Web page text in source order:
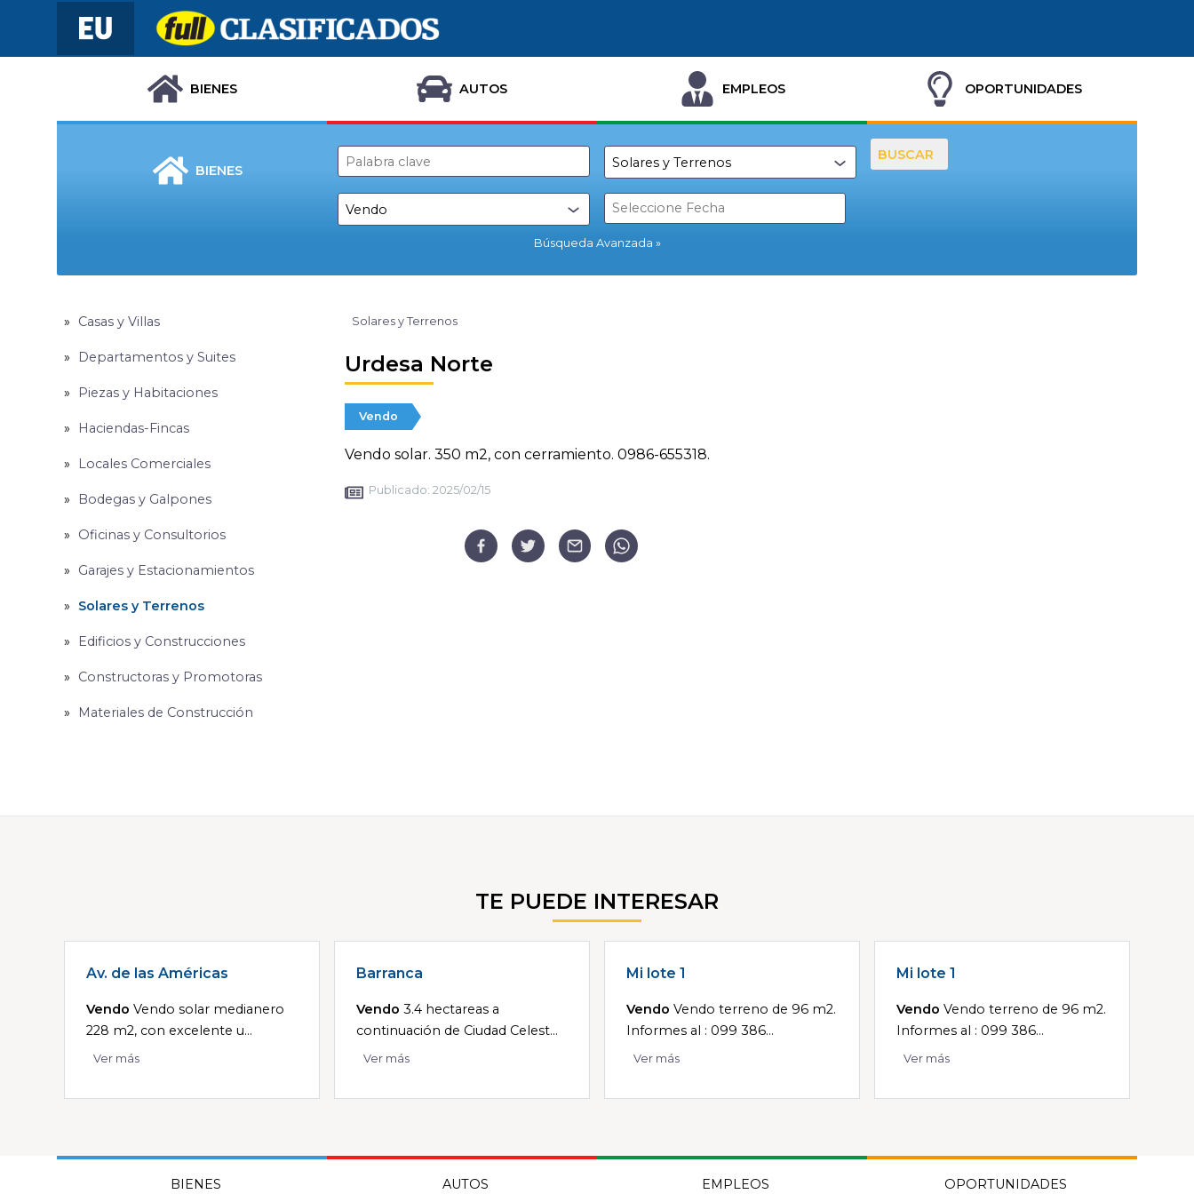
BIENES AUTOS EMPLEOS OPORTUNIDADES
BIENES
Búsqueda Avanzada
BUSCAR
Casas y Villas
Departamentos y Suites
Piezas y Habitaciones
Haciendas-Fincas
Locales Comerciales
Bodegas y Galpones
Oficinas y Consultorios
Garajes y Estacionamientos
Solares y Terrenos
Edificios y Construcciones
Constructoras y Promotoras
Materiales de Construcción
Solares y Terrenos
Urdesa Norte
Vendo
Vendo solar. 350 m2, con cerramiento. 0986-655318.
Publicado: 2025/02/15
TE PUEDE INTERESAR
Av. de las Américas
Vendo Vendo solar medianero
228 m2, con excelente u...
Ver más
Barranca
Vendo 3.4 hectareas a
continuación de Ciudad Celest...
Ver más
Mi lote 1
Vendo Vendo terreno de 96 m2.
Informes al : 099 386...
Ver más
Mi lote 1
Vendo Vendo terreno de 96 m2.
Informes al : 099 386...
Ver más
BIENES AUTOS EMPLEOS OPORTUNIDADES